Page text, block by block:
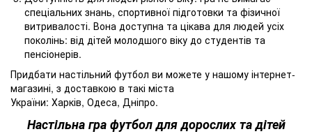
спеціальних знань, спортивної підготовки та фізичної
витривалості. Вона доступна та цікава для людей усіх
поколінь: від дітей молодшого віку до студентів та
пенсіонерів.
Придбати настільний футбол ви можете у нашому інтернет-
магазині, з доставкою в такі міста
України: Харків, Одеса, Дніпро.
Настільна гра футбол для дорослих та дітей